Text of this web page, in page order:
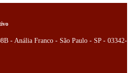
- Anália Franco - São Paulo - SP - 03342-